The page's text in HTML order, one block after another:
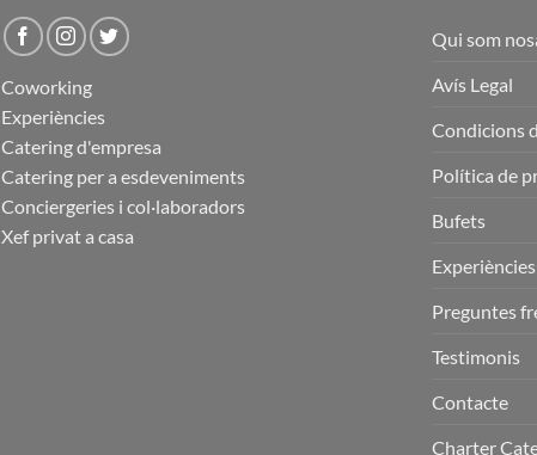
Coworking
Experiències
Catering d'empresa
Catering per a esdeveniments
Conciergeries i col·laboradors
Xef privat a casa
Qui som
Avís Legal
Condicions
Política de
Bufets
Experiències
Preguntes
Testimonis
Contacte
Charter